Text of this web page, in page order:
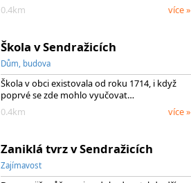
0.4km
více »
Škola v Sendražicích
Dům, budova
Škola v obci existovala od roku 1714, i když
poprvé se zde mohlo vyučovat…
0.4km
více »
Zaniklá tvrz v Sendražicích
Zajímavost